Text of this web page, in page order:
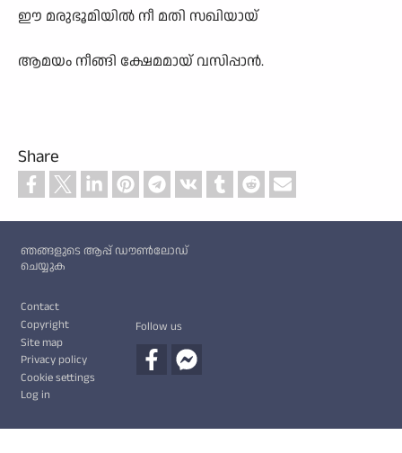
ഈ മരുഭൂമിയിൽ നീ മതി സഖിയായ്
ആമയം നീങ്ങി ക്ഷേമമായ് വസിപ്പാൻ.
Share
ഞങ്ങളുടെ ആപ്പ് ഡൗൺലോഡ്
ചെയ്യുക
Footer
Contact
Copyright
Site map
Privacy policy
Cookie settings
Log in
Follow us